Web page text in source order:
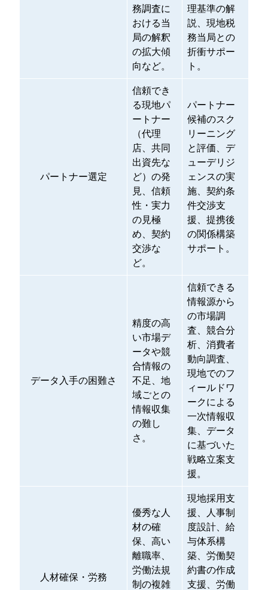
務調査に
おける当
局の解釈
の拡大傾
向など。
理基準の解
説、現地税
務当局との
折衝サポー
ト。
パートナー選定
信頼でき
る現地パ
ートナー
（代理
店、共同
出資先な
ど）の発
見、信頼
性・実力
の見極
め、契約
交渉な
ど。
パートナー
候補のスク
リーニング
と評価、デ
ューデリジ
ェンスの実
施、契約条
件交渉支
援、提携後
の関係構築
サポート。
データ入手の困難さ
精度の高
い市場デ
ータや競
合情報の
不足、地
域ごとの
情報収集
の難し
さ。
信頼できる
情報源から
の市場調
査、競合分
析、消費者
動向調査、
現地でのフ
ィールドワ
ークによる
一次情報収
集、データ
に基づいた
戦略立案支
援。
人材確保・労務
優秀な人
材の確
保、高い
離職率、
労働法規
制の複雑
現地採用支
援、人事制
度設計、給
与体系構
築、労働契
約書の作成
支援、労働